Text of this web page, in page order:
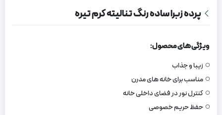
پرده زبرا ساده رنگ تنالیته کرم تیره
ویژگی های محصول:
زیبا و جذاب
مناسب برای خانه های مدرن
کنترل نور در فضای داخلی خانه
حفظ حریم خصوصی